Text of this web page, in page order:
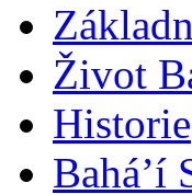
Život
Historie
Bahá’í